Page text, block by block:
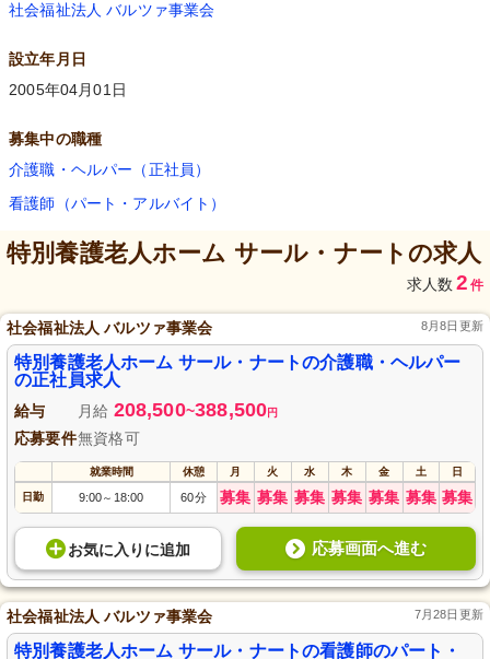
社会福祉法人 バルツァ事業会
設立年月日
2005年04月01日
募集中の職種
介護職・ヘルパー（正社員）
看護師（パート・アルバイト）
特別養護老人ホーム サール・ナートの求人
求人数 2 件
社会福祉法人 バルツァ事業会 8月8日更新
特別養護老人ホーム サール・ナートの介護職・ヘルパー
の正社員求人
給与 月給 208,500~388,500円
応募要件無資格可
就業時間 休憩 月 火 水 木 金 土 日
日勤 9:00～ 18:00 60分 募集 募集 募集 募集 募集 募集 募集
お気に入り に追加 応募画面へ進む
社会福祉法人 バルツァ事業会 7月28日更新
特別養護老人ホーム サール・ナートの看護師のパート・